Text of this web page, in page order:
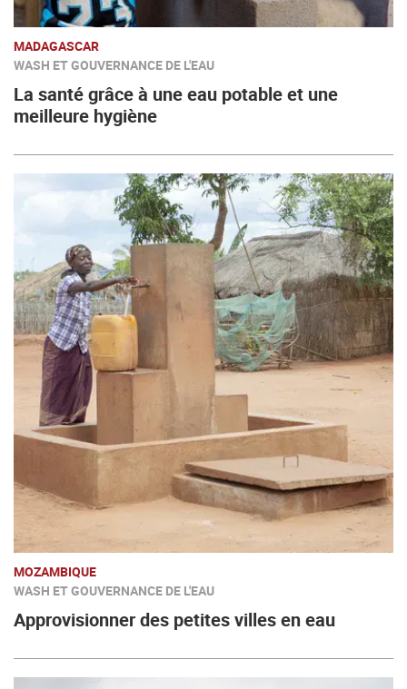
MADAGASCAR
WASH ET GOUVERNANCE DE L'EAU
La santé grâce à une eau potable et une
meilleure hygiène
MOZAMBIQUE
WASH ET GOUVERNANCE DE L'EAU
Approvisionner des petites villes en eau